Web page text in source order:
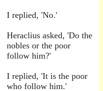
I replied, 'No.'
Heraclius asked, 'Do the
nobles or the poor
follow him?'
I replied, 'It is the poor
who follow him.'